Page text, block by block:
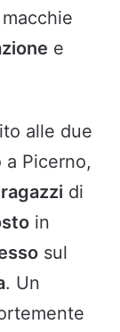
e
alle due
a Picerno,
ragazzi di
in
sul
. Un